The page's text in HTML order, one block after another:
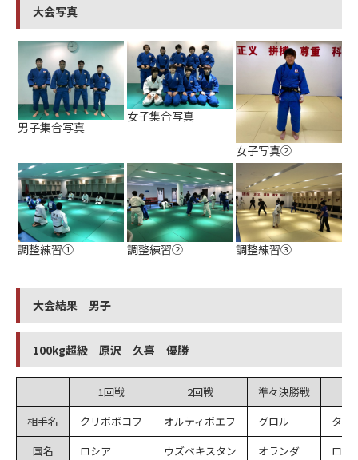
大会写真
男子集合写真
女子集合写真
女子写真②
調整練習① 調整練習② 調整練習③
大会結果 男子
100kg超級 原沢 久喜 優勝
1回戦 2回戦 準々決勝戦
相手名
クリボボコフ オルティボエフ グロル
タソ
国名
ロシア ウズベキスタン オランダ
ロシ